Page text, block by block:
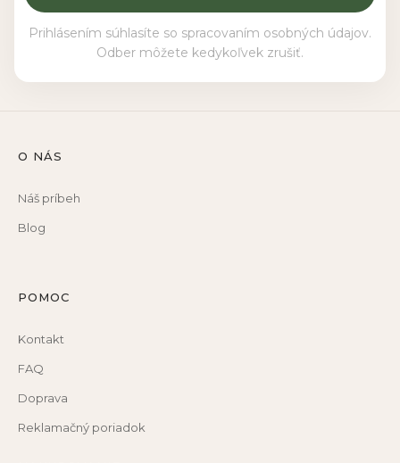
Prihlásením súhlasíte so spracovaním osobných údajov.
Odber môžete kedykoľvek zrušiť.
O NÁS
Náš príbeh
Blog
POMOC
Kontakt
FAQ
Doprava
Reklamačný poriadok